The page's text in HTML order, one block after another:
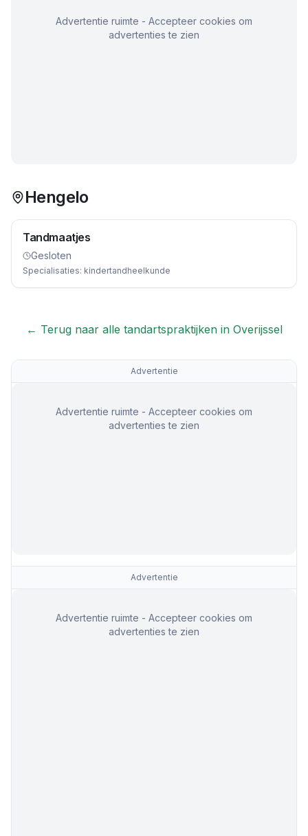
Advertentie ruimte - Accepteer cookies om
advertenties te zien
Hengelo
Tandmaatjes
Gesloten
Specialisaties: kindertandheelkunde
← Terug naar alle tandartspraktijken in Overijssel
Advertentie
Advertentie ruimte - Accepteer cookies om
advertenties te zien
Advertentie
Advertentie ruimte - Accepteer cookies om
advertenties te zien